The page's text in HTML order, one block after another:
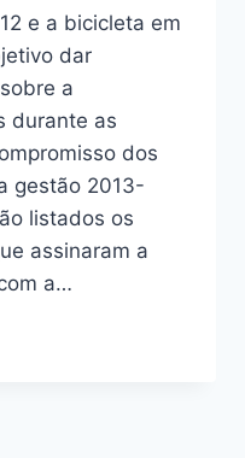
e a bicicleta em
dar
a
durante as
dos
gestão 2013-
listados os
assinaram a
a…